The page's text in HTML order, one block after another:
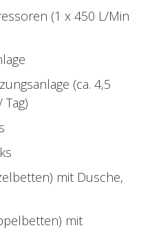
(1 x 450 L/Min
(ca. 4,5
mit Dusche,
mit